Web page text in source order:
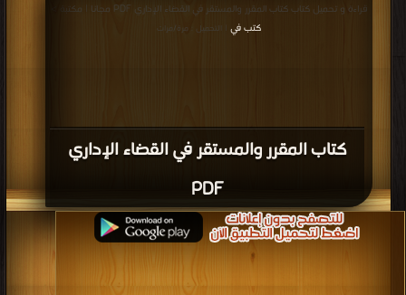
كتاب المقرر والمستقر في القضاء الإداري
PDF
قراءة و تحميل كتاب كتاب المقرر والمستقر في القضاء الإداري PDF مجانا | مكتبة >
كتب في
| التحميل : مرة/مرات